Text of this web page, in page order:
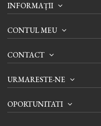
INFORMAȚII
CONTUL MEU
CONTACT
URMARESTE-NE
OPORTUNITATI